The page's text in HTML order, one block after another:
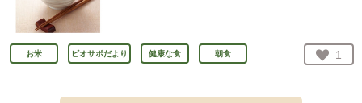
お米 ビオサポだより 健康な食 朝食 お気
1
人